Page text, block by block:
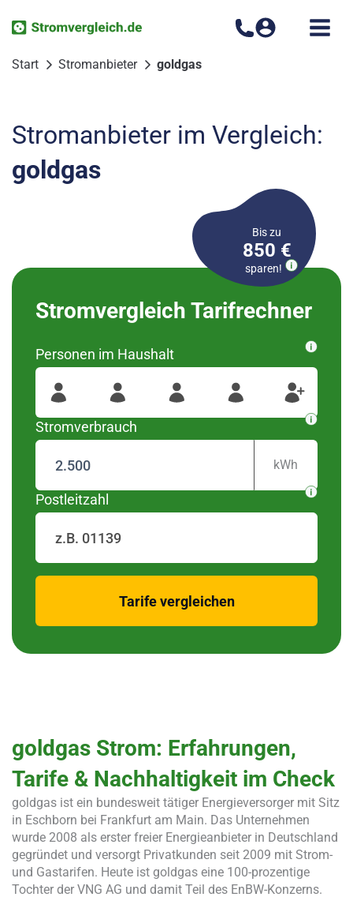
Inhalt
Start
Stromanbieter goldgas
Stromanbieter im Vergleich:
goldgas
Stromvergleich Tarifrechner
Bis zu
850 €
sparen!
Personen im Haushalt
Stromverbrauch
kWh
Postleitzahl
Tarife vergleichen
Bitte wählen Sie Ihren
Ortsteil aus
Für Ihre Postleitzahl
#####
wurden diese Regionen
gefunden
goldgas Strom: Erfahrungen,
Tarife & Nachhaltigkeit im Check
goldgas ist ein bundesweit tätiger Energieversorger mit Sitz
in Eschborn bei Frankfurt am Main. Das Unternehmen
wurde 2008 als erster freier Energieanbieter in Deutschland
gegründet und versorgt Privatkunden seit 2009 mit Strom-
und Gastarifen. Heute ist goldgas eine 100-prozentige
Tochter der VNG AG und damit Teil des EnBW-Konzerns.